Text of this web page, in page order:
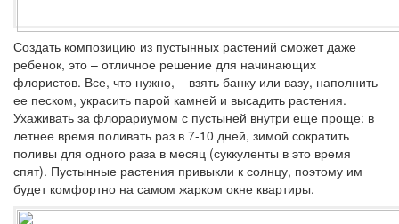
Создать композицию из пустынных растений сможет даже
ребенок, это – отличное решение для начинающих
флористов. Все, что нужно, – взять банку или вазу, наполнить
ее песком, украсить парой камней и высадить растения.
Ухаживать за флорариумом с пустыней внутри еще проще: в
летнее время поливать раз в 7-10 дней, зимой сократить
поливы для одного раза в месяц (суккуленты в это время
спят). Пустынные растения привыкли к солнцу, поэтому им
будет комфортно на самом жарком окне квартиры.